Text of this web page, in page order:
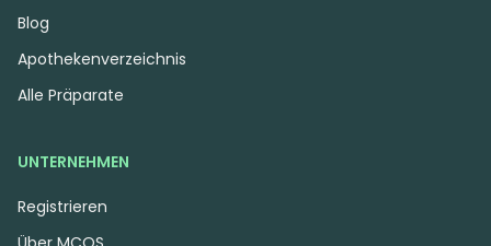
Blog
Apothekenverzeichnis
Alle Präparate
UNTERNEHMEN
Registrieren